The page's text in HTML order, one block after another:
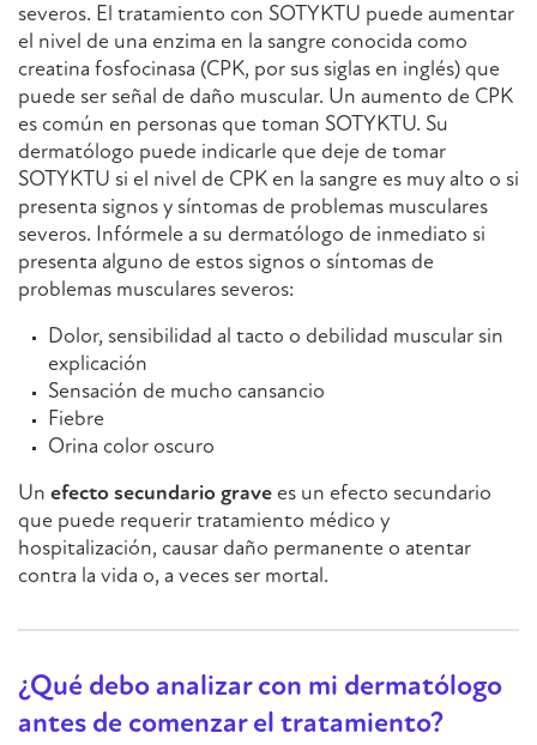
severos. El tratamiento con SOTYKTU puede aumentar
el nivel de una enzima en la sangre conocida como
creatina fosfocinasa (CPK, por sus siglas en inglés) que
puede ser señal de daño muscular. Un aumento de CPK
es común en personas que toman SOTYKTU. Su
dermatólogo puede indicarle que deje de tomar
SOTYKTU si el nivel de CPK en la sangre es muy alto o si
presenta signos y síntomas de problemas musculares
severos. Infórmele a su dermatólogo de inmediato si
presenta alguno de estos signos o síntomas de
problemas musculares severos:
Dolor, sensibilidad al tacto o debilidad muscular sin
explicación
Sensación de mucho cansancio
Fiebre
Orina color oscuro
Un efecto secundario grave es un efecto secundario
que puede requerir tratamiento médico y
hospitalización, causar daño permanente o atentar
contra la vida o, a veces ser mortal.
¿Qué debo analizar con mi dermatólogo
antes de comenzar el tratamiento?